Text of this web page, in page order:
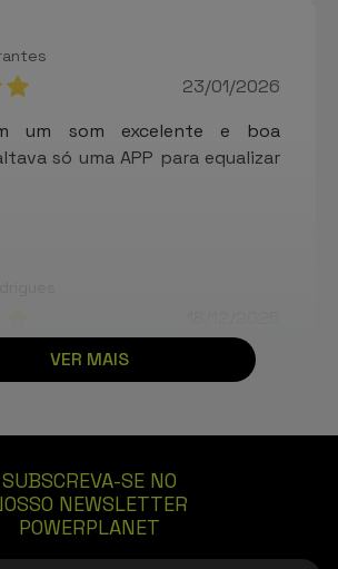
23/01/2026
um som excelente e boa
só uma APP para equalizar
bom acabamento e qualidade
em consideração o preço.
Recomendo. Entrega rápida
condições. Muito satisfeito. -
VER MAIS
SUBSCREVA-SE NO
NEWSLETTER
POWERPLANET